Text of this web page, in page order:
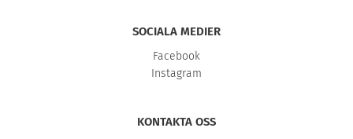
SOCIALA MEDIER
Facebook
Instagram
KONTAKTA OSS